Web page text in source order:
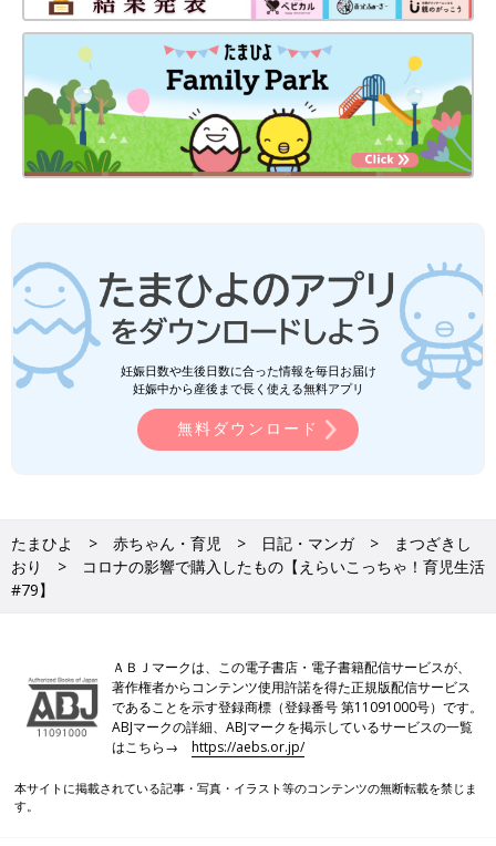
妊娠日数や生後日数に合った情報を毎日お届け
妊娠中から産後まで長く使える無料アプリ
無料ダウンロード
たまひよ 赤ちゃん・育児 日記・マンガ
まつざきし
おり
コロナの影響で購入したもの【えらいこっちゃ！育児生活
#79】
ＡＢＪマークは、この電子書店・電子書籍配信サービスが、
著作権者からコンテンツ使用許諾を得た正規版配信サービス
であることを示す登録商標（登録番号 第11091000号）です。
ABJマークの詳細、ABJマークを掲示しているサービスの一覧
はこちら→https://aebs.or.jp/
本サイトに掲載されている記事・写真・イラスト等のコンテンツの無断転載を禁じま
す。